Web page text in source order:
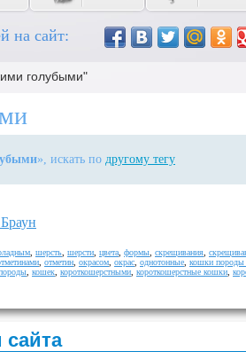
на сайт:
голубыми"
», искать по другому тегу
шерсть шерсти цвета формы скрещивания
отметин окрасом окрас однотонные кошки породы
кошек короткошерстными короткошерстные кошки
сайта